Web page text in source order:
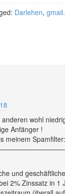
Darlehen,
wohl
Anfänger !
meinem Spamfilter:
und
2% Zinssatz in 1